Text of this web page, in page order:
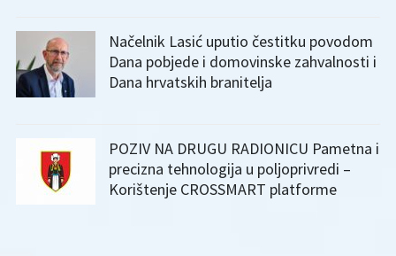
Načelnik Lasić uputio čestitku povodom
Dana pobjede i domovinske zahvalnosti i
Dana hrvatskih branitelja
POZIV NA DRUGU RADIONICU Pametna i
precizna tehnologija u poljoprivredi –
Korištenje CROSSMART platforme